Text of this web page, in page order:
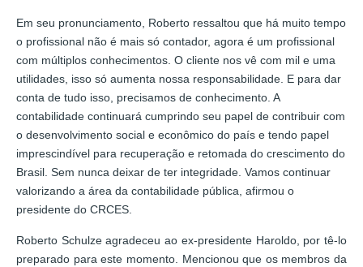
Em seu pronunciamento, Roberto ressaltou que há muito tempo
o profissional não é mais só contador, agora é um profissional
com múltiplos conhecimentos. O cliente nos vê com mil e uma
utilidades, isso só aumenta nossa responsabilidade. E para dar
conta de tudo isso, precisamos de conhecimento. A
contabilidade continuará cumprindo seu papel de contribuir com
o desenvolvimento social e econômico do país e tendo papel
imprescindível para recuperação e retomada do crescimento do
Brasil. Sem nunca deixar de ter integridade. Vamos continuar
valorizando a área da contabilidade pública, afirmou o
presidente do CRCES.
Roberto Schulze agradeceu ao ex-presidente Haroldo, por tê-lo
preparado para este momento. Mencionou que os membros da